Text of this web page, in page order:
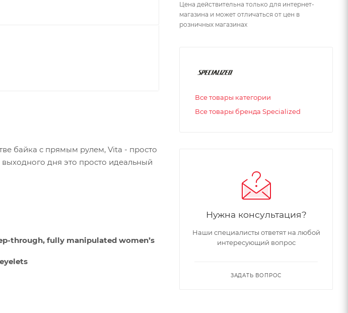
байка с прямым рулем, Vita - просто
дня это просто идеальный
through, fully manipulated women’s
Цена действительна только для интернет-
магазина и может отличаться от цен в
розничных магазинах
Все товары категории
Все товары бренда Specialized
Нужна консультация?
Наши специалисты ответят на любой
интересующий вопрос
ЗАДАТЬ ВОПРОС